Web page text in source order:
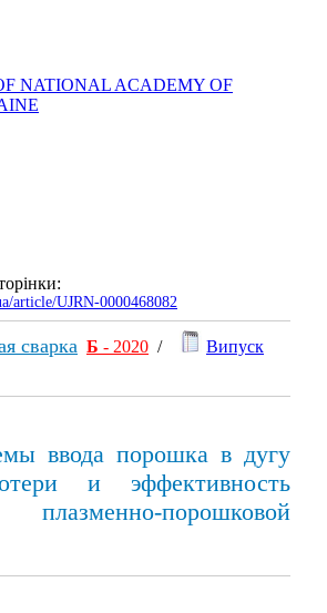
NATIONAL ACADEMY OF
article/UJRN-0000468082
сварка Б - 2020 /
Випуск
ввода порошка в дугу
и эффективность
порошковой